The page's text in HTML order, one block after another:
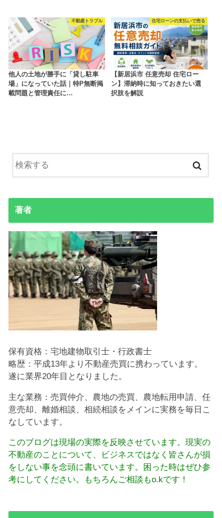
不動産トラブル
他人の土地が勝手に「貸し駐車
場」になっていた話｜特P無断掲
載問題と管理責任に…
住宅ローンの支払いで売る
【新居浜市 任意売却 住宅ロー
ン】滞納時に知っておきたい選
択肢を解説
著者
保有資格：宅地建物取引士・行政書士
略歴：平成13年より不動産売買に携わっています。
遂に業界20年目となりました。
主な業務：売買仲介、農地の売買、農地転用申請、任
意売却、離婚相談、相続相談をメインに実務を毎日こ
なしています。
このブログは現場の実際を反映させています。現実の
不動産のことについて、ビジネスではなく皆さんが損
をしない事を念頭に書いています。困った時はぜひ参
考にしてください。もちろんご相談もo.kです！